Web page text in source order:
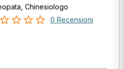
Chinesiologo
0 Recensioni